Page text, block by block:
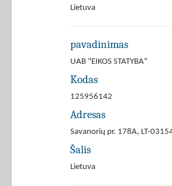
Lietuva
pavadinimas
UAB "EIKOS STATYBA"
Kodas
125956142
Adresas
Savanorių pr. 178A, LT-
Šalis
Lietuva